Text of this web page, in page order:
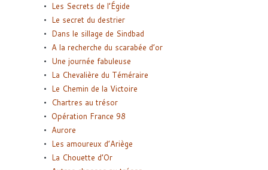
Les Secrets de l’Égide
Le secret du destrier
Dans le sillage de Sindbad
A la recherche du scarabée d’or
Une journée fabuleuse
La Chevalière du Téméraire
Le Chemin de la Victoire
Chartres au trésor
Opération France 98
Aurore
Les amoureux d’Ariège
La Chouette d’Or